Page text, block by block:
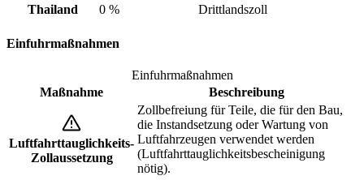
Thailand
0 % Drittlandszoll
Einfuhrmaßnahmen
Einfuhrmaßnahmen
Maßnahme
Beschreibung
Luftfahrttauglichkeits-
Zollaussetzung
Zollbefreiung für Teile, die für den Bau,
die Instandsetzung oder Wartung von
Luftfahrzeugen verwendet werden
(Luftfahrttauglichkeitsbescheinigung
nötig).